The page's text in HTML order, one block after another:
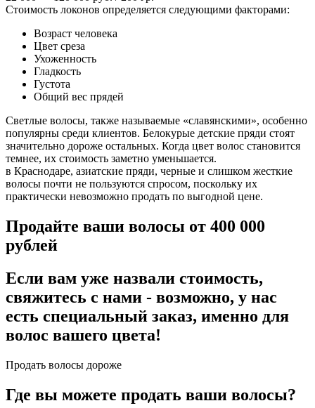
Стоимость локонов определяется следующими факторами:
Возраст человека
Цвет среза
Ухоженность
Гладкость
Густота
Общий вес прядей
Светлые волосы, также называемые «славянскими», особенно
популярны среди клиентов. Белокурые детские пряди стоят
значительно дороже остальных. Когда цвет волос становится
темнее, их стоимость заметно уменьшается.
в Краснодаре, азиатские пряди, черные и слишком жесткие
волосы почти не пользуются спросом, поскольку их
практически невозможно продать по выгодной цене.
Продайте ваши волосы от 400 000
рублей
Если вам уже назвали стоимость,
свяжитесь с нами - возможно, у нас
есть специальный заказ, именно для
волос вашего цвета!
Продать волосы дороже
Где вы можете продать ваши волосы?